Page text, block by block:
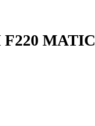
F220 MATIC